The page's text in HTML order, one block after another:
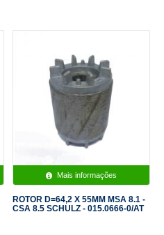
Mais informações
ROTOR D=64,2 X 55MM MSA 8.1 -
CSA 8.5 SCHULZ - 015.0666-0/AT